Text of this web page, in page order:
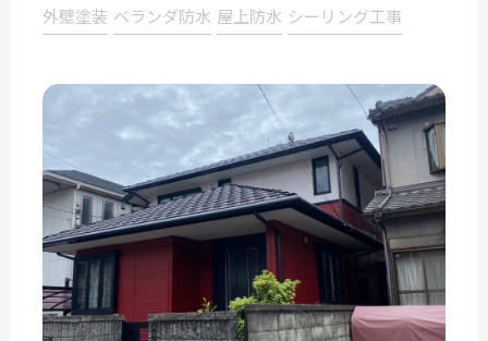
外壁塗装 ベランダ防水 屋上防水 シーリング工事